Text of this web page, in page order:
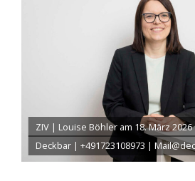
ZIV | Louise Böhler am 18. März
Deckbar | +491723108973 |